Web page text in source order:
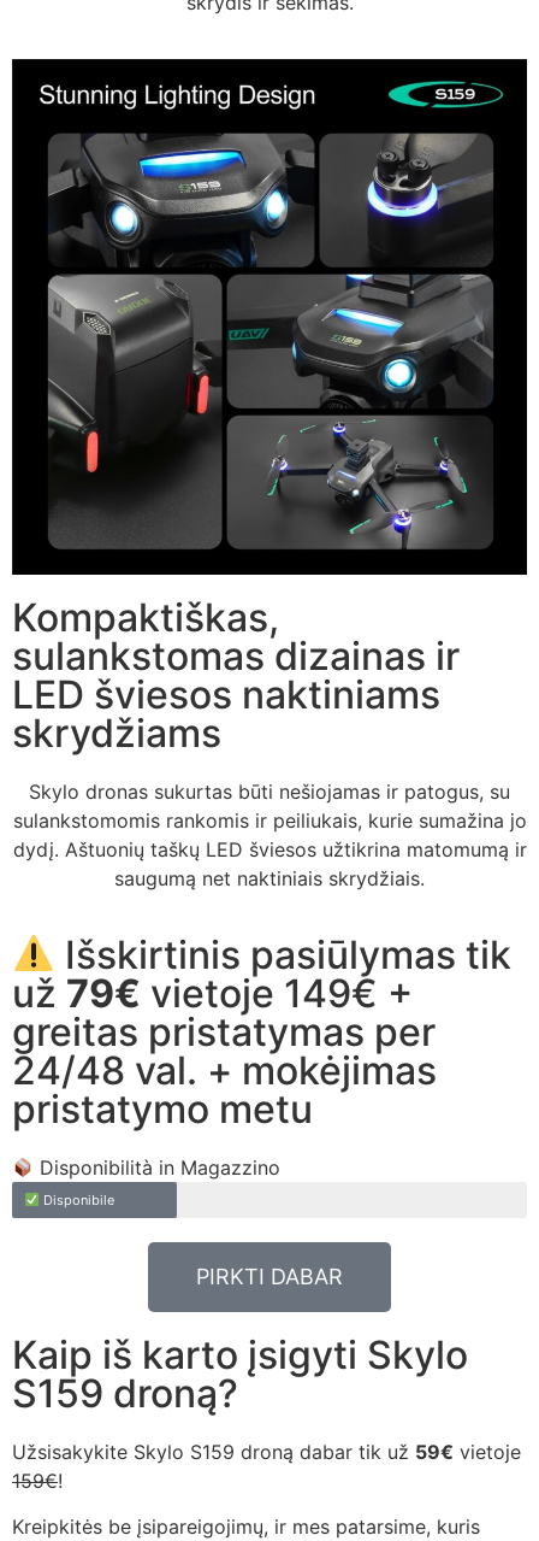
Kompaktiškas,
sulankstomas dizainas ir
LED šviesos naktiniams
skrydžiams
Skylo dronas sukurtas būti nešiojamas ir patogus, su
sulankstomomis rankomis ir peiliukais, kurie sumažina jo
dydį. Aštuonių taškų LED šviesos užtikrina matomumą ir
saugumą net naktiniais skrydžiais.
Išskirtinis pasiūlymas tik
už 79€ vietoje 149€ +
greitas pristatymas per
24/48 val. + mokėjimas
pristatymo metu
Disponibilità in Magazzino
Disponibile
PIRKTI DABAR
Kaip iš karto įsigyti Skylo
S159 droną?
Užsisakykite Skylo S159 droną dabar tik už 59€ vietoje
159€!
Kreipkitės be įsipareigojimų, ir mes patarsime, kuris